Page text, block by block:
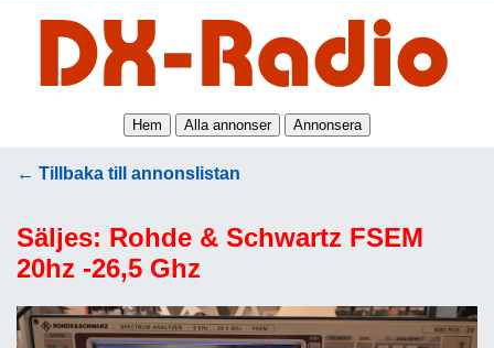
Hem Alla annonser Annonsera
← Tillbaka till annonslistan
Säljes: Rohde & Schwartz FSEM
20hz -26,5 Ghz